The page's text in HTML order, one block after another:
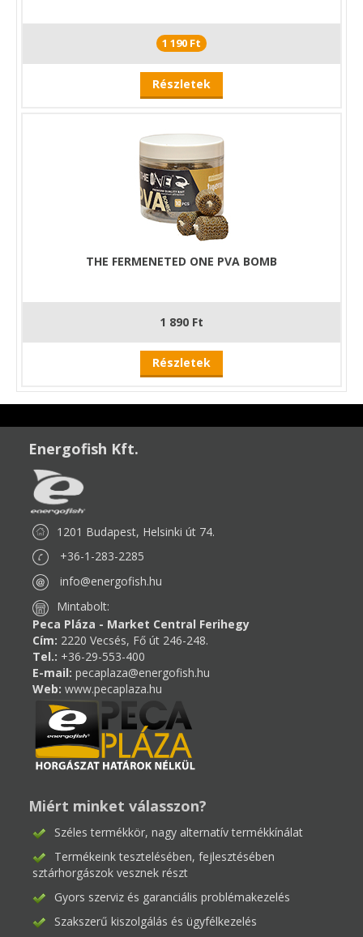
1 190 Ft
Részletek
THE FERMENETED ONE PVA BOMB
1 890 Ft
Részletek
Energofish Kft.
1201 Budapest, Helsinki út 74.
+36-1-283-2285
info@energofish.hu
Mintabolt:
Peca Pláza - Market Central Ferihegy
Cím: 2220 Vecsés, Fő út 246-248.
Tel.: +36-29-553-400
E-mail: pecaplaza@energofish.hu
Web: www.pecaplaza.hu
Miért minket válasszon?
Széles termékkör, nagy alternatív termékkínálat
Termékeink tesztelésében, fejlesztésében
sztárhorgászok vesznek részt
Gyors szerviz és garanciális problémakezelés
Szakszerű kiszolgálás és ügyfélkezelés